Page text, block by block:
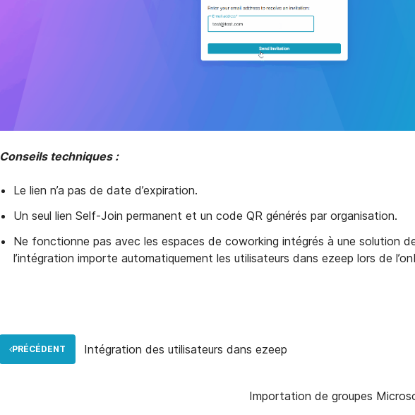
Conseils techniques :
Le lien n’a pas de date d’expiration.
Un seul lien Self-Join permanent et un code QR générés par organisation.
Ne fonctionne pas avec les espaces de coworking intégrés à une solution
l’intégration importe automatiquement les utilisateurs dans ezeep lors de
PRÉCÉDENT Intégration des utilisateurs dans ezeep
Importation de groupes